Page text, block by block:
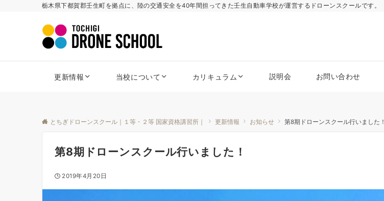
栃木県下都賀郡壬生町を拠点に、陸の交通安全を40年間担ってきた壬生自動車学校が運営するドローンスクールです。
更新情報 当校について カリキュラム 説明会 お問い合わせ
とちぎドローンスクール｜１等・２等 国家資格講習所｜ 更新情報 お知らせ 第8期ドローンスクール行いました！
第8期ドローンスクール行いました！
2019年4月20日